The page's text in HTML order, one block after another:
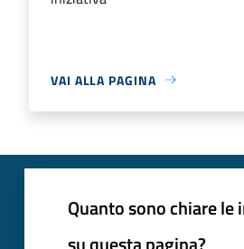
VAI ALLA PAGINA
Quanto sono chiare